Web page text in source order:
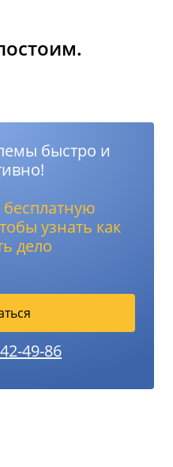
быстро и
узнать как
дело
49-86